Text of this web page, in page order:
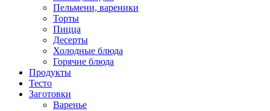
Пельмени, вареники
Торты
Пицца
Десерты
Холодные блюда
Горячие блюда
Продукты
Тесто
Заготовки
Варенье